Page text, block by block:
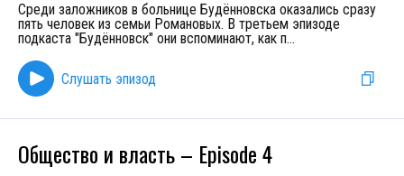
Среди заложников в больнице Будённовска оказались сразу
пять человек из семьи Романовых. В третьем эпизоде
подкаста "Будённовск" они вспоминают, как п...
Слушать эпизод
Общество и власть – Episode 4